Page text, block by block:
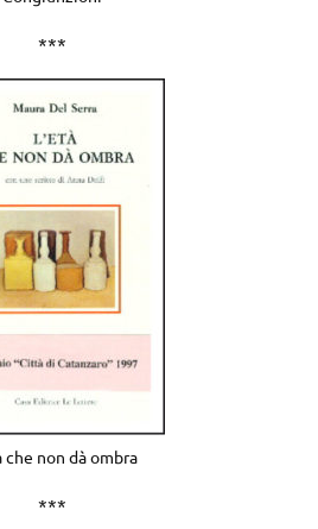
***
che non dà ombra
***